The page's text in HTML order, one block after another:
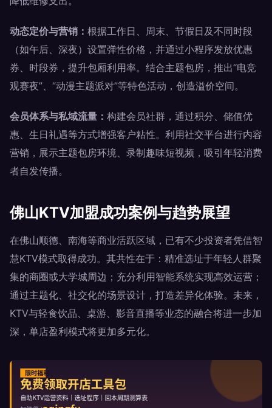
动态定价与营销： 根据工作日、周末、节假日及不同时段
（如午后、深夜）设置弹性价格，并通过小程序发放优惠
券、时段券，提升包厢利用率。结合主题包房，推出“电竞
观赛夜”、“动漫主题派对”等特色活动，创造溢价空间。
会员体系与私域流量： 构建会员社群，通过积分、储值优
惠、生日礼遇等方式增强客户粘性。利用社交平台进行内容
营销，展示主题包房环境、录制趣味短视频，吸引年轻消费
者自发传播。
佛山KTV加盟成功案例与趋势展望
在佛山顺德、南海等商业活跃区域，已有不少投资者凭借智
慧KTV模式取得成功。其共性在于：精准选址于年轻人群聚
集的商圈或大学城周边；充分利用智能系统实现高效运营；
通过主题化、社交化的场景设计，打造差异化体验。未来，
KTV与轻食饮品、桌游、影音直播等业态的融合将进一步加
深，单店盈利模式将更加多元化。